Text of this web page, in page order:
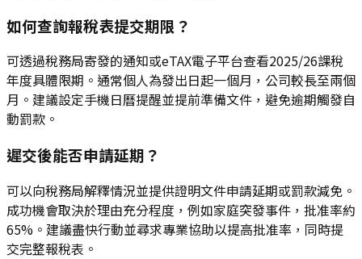
如何查詢報稅表提交期限？
可透過稅務局寄發的通知或eTAX電子平台查看2025/26課稅
年度具體限期。通常個人為發出日起一個月，公司較長至兩個
月。建議設定手機日曆提醒並提前準備文件，避免逾期觸發自
動罰款。
遲交後能否申請延期？
可以向稅務局解釋情況並提供證明文件申請延期或罰款減免。
成功機會取決於理由充分程度，例如家庭突發事件，批准率約
65%。建議盡快行動並尋求專業協助以提高批准率，同時提
交完整報稅表。